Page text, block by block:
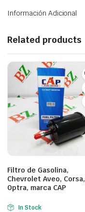
Información Adicional
Related products
Filtro de Gasolina,
Chevrolet Aveo, Corsa,
Optra, marca CAP
In Stock